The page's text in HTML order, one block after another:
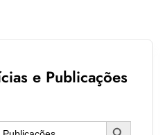
e Publicações
Search Button